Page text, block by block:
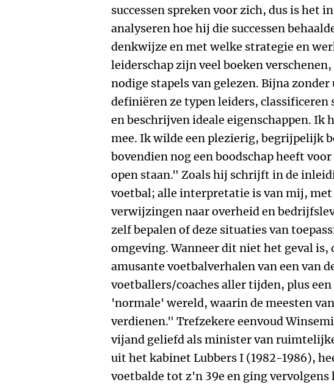
successen spreken voor zich, dus is het
analyseren hoe hij die successen
denkwijze en met welke strategie en
leiderschap zijn veel boeken
nodige stapels van gelezen. Bijna
definiëren ze typen leiders, classificeren
en beschrijven ideale eigenschappen. Ik
mee. Ik wilde een plezierig, begrijpelijk
bovendien nog een boodschap heeft
open staan." Zoals hij schrijft in de
voetbal; alle interpretatie is van mij, met
verwijzingen naar overheid en
zelf bepalen of deze situaties van
omgeving. Wanneer dit niet het geval is,
amusante voetbalverhalen van een van
voetballers/coaches aller tijden, plus
'normale' wereld, waarin de meesten
verdienen." Trefzekere eenvoud
vijand geliefd als minister van
uit het kabinet Lubbers I (1982-1986),
voetbalde tot z'n 39e en ging vervolgens